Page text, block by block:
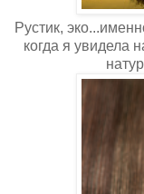
Рустик,
когда я увидела